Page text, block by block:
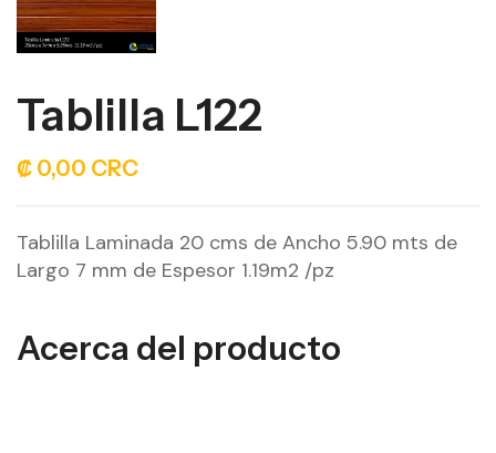
Tablilla L122
₡ 0,00 CRC
Tablilla Laminada 20 cms de Ancho 5.90 mts de
Largo 7 mm de Espesor 1.19m2 /pz
Acerca del producto